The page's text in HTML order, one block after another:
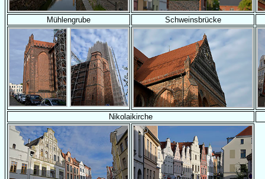
Mühlengrube Schweinsbrücke
Nikolaikirche